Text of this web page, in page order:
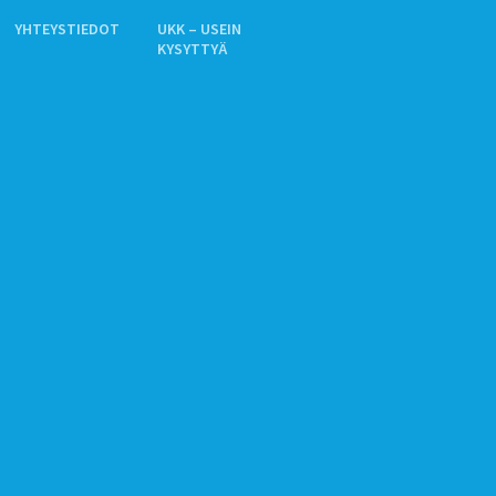
YHTEYSTIEDOT
UKK – USEIN
KYSYTTYÄ